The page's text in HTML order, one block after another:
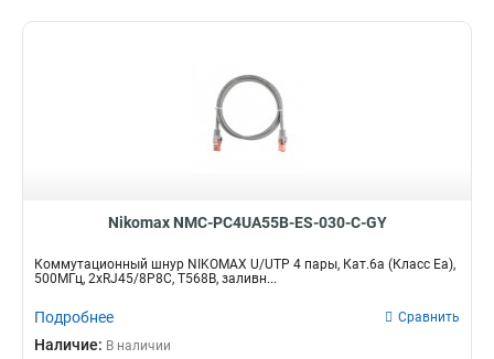
Nikomax NMC-PC4UA55B-ES-030-C-GY
Коммутационный шнур NIKOMAX U/UTP 4 пары, Кат.6a (Класс Ea),
500МГц, 2хRJ45/8P8C, T568B, заливн...
Подробнее Сравнить
Наличие: В наличии